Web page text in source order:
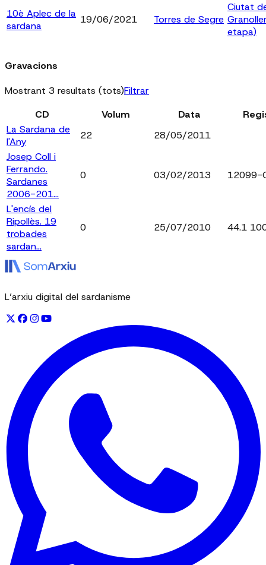
10è Aplec de la
sardana
19/06/2021 Torres de Segre
Ciutat
etapa)
Gravacions
Mostrant 3 resultats (tots)Filtrar
CD
Volum Data
La Sardana de
l'Any
22
28/05/2011
Josep Coll i
Ferrando.
Sardanes
2006-201...
0 03/02/2013 12099-
L'encís del
Ripollès. 19
trobades
sardan...
0 25/07/2010 44.1
L’arxiu digital del sardanisme